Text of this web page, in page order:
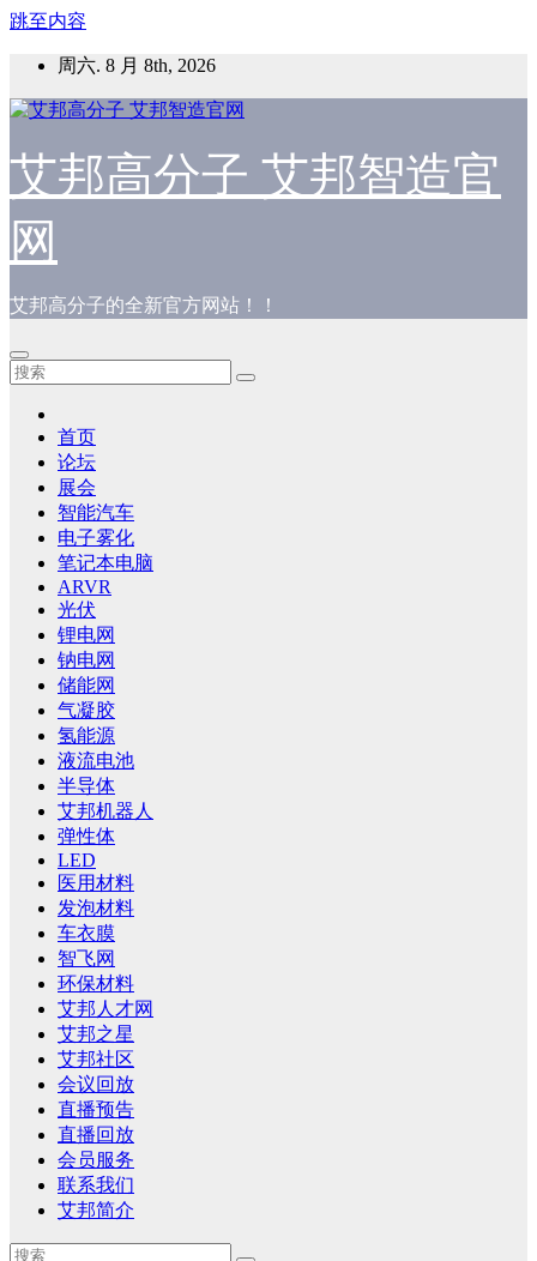
跳至内容
周六. 8 月 8th, 2026
艾邦高分子 艾邦智造官
网
艾邦高分子的全新官方网站！！
首页
论坛
展会
智能汽车
电子雾化
笔记本电脑
ARVR
光伏
锂电网
钠电网
储能网
气凝胶
氢能源
液流电池
半导体
艾邦机器人
弹性体
LED
医用材料
发泡材料
车衣膜
智飞网
环保材料
艾邦人才网
艾邦之星
艾邦社区
会议回放
直播预告
直播回放
会员服务
联系我们
艾邦简介